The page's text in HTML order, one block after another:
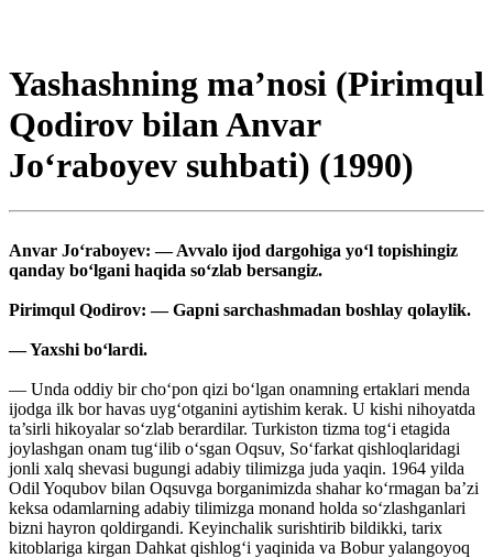
Yashashning ma’nosi (Pirimqul
Qodirov bilan Anvar
Jo‘raboyev suhbati) (1990)
Anvar Jo‘raboyev: — Avvalo ijod dargohiga yo‘l topishingiz
qanday bo‘lgani haqida so‘zlab bersangiz.
Pirimqul Qodirov: — Gapni sarchashmadan boshlay qolaylik.
— Yaxshi bo‘lardi.
— Unda oddiy bir cho‘pon qizi bo‘lgan onamning ertaklari menda
ijodga ilk bor havas uyg‘otganini aytishim kerak. U kishi nihoyatda
ta’sirli hikoyalar so‘zlab berardilar. Turkiston tizma tog‘i etagida
joylashgan onam tug‘ilib o‘sgan Oqsuv, So‘farkat qishloqlaridagi
jonli xalq shevasi bugungi adabiy tilimizga juda yaqin. 1964 yilda
Odil Yoqubov bilan Oqsuvga borganimizda shahar ko‘rmagan ba’zi
keksa odamlarning adabiy tilimizga monand holda so‘zlashganlari
bizni hayron qoldirgandi. Keyinchalik surishtirib bildikki, tarix
kitoblariga kirgan Dahkat qishlog‘i yaqinida va Bobur yalangoyoq